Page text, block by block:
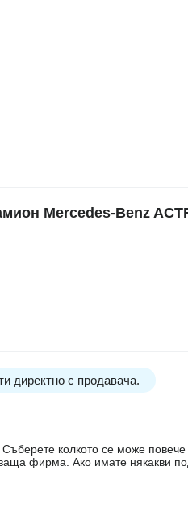
Mercedes-Benz
директно с продавача.
колкото се може
фирма. Ако имате някакви